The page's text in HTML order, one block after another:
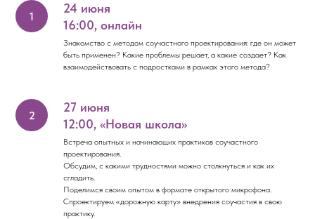
24 июня
16:00, онлайн
Знакомство с методом соучастного проектирования: где он может
быть применен? Какие проблемы решает, а какие создает? Как
взаимодействовать с подростками в рамках этого метода?
27 июня
12:00, «Новая школа»
Встреча опытных и начинающих практиков соучастного
проектирования.
Обсудим, с какими трудностями можно столкнуться и как их
сгладить.
Поделимся своим опытом в формате открытого микрофона.
Спроектируем «дорожную карту» внедрения соучастия в свою
практику.